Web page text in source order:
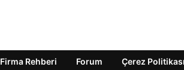
Firma Rehberi Forum Çerez Politikası